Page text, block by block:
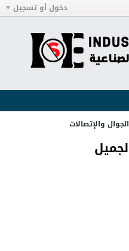
دخول أو تسجيل
الجوال والإتصالات